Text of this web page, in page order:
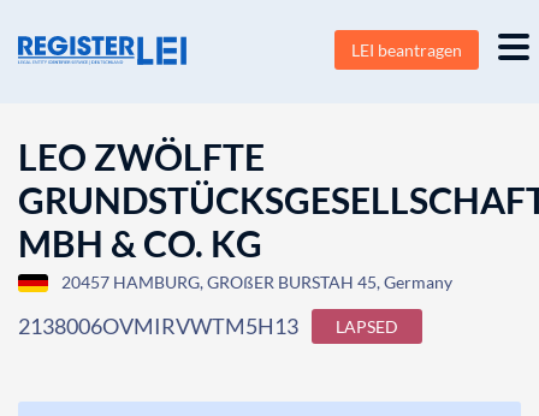
LEI beantragen
LEO ZWÖLFTE
MBH & CO. KG
20457 HAMBURG, GROßER BURSTAH 45, Germany
2138006OVMIRVWTM5H13 LAPSED